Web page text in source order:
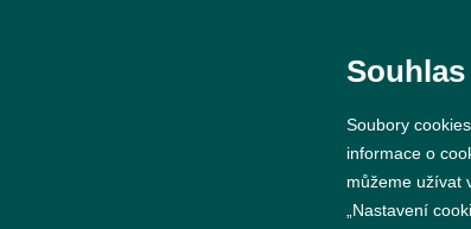
Soubory
informace o
můžeme užívat
„Nastavení